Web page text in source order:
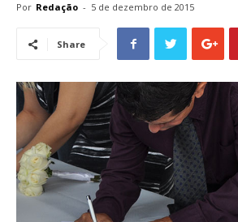
Por Redação - 5 de dezembro de 2015
Share